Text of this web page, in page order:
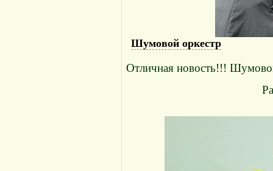
Шумовой оркестр
Отличная новость!!!